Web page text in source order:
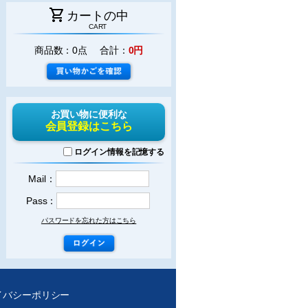
shopping_cart カートの中
CART
商品数：0点 合計： 0円
お買い物に便利な
会員登録はこちら
ログイン情報を記憶する
Mail：
Pass：
パスワードを忘れた方はこちら
バシーポリシー